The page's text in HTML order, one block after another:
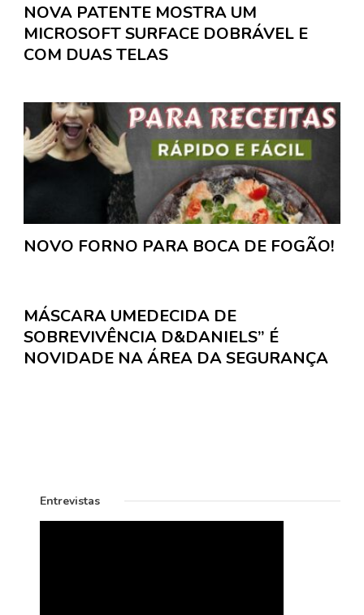
NOVA PATENTE MOSTRA UM
MICROSOFT SURFACE DOBRÁVEL E
COM DUAS TELAS
NOVO FORNO PARA BOCA DE FOGÃO!
MÁSCARA UMEDECIDA DE
SOBREVIVÊNCIA D&DANIELS” É
NOVIDADE NA ÁREA DA SEGURANÇA
Entrevistas